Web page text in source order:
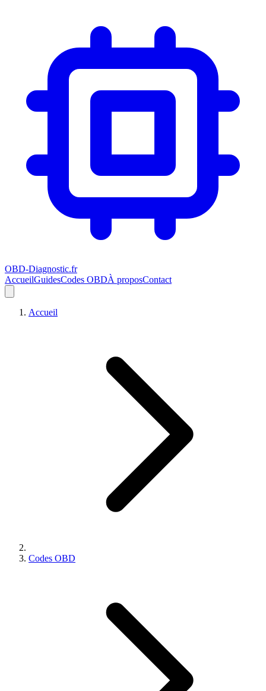
OBD-Diagnostic.fr
AccueilGuidesCodes OBDÀ proposContact
Accueil
Codes OBD